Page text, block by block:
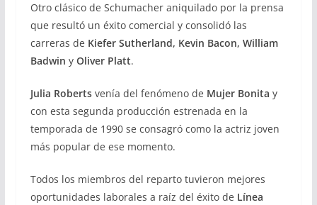
Otro clásico de Schumacher aniquilado por la prensa
que resultó un éxito comercial y consolidó las
carreras de Kiefer Sutherland, Kevin Bacon, William
Badwin y Oliver Platt.
Julia Robertsvenía del fenómeno de Mujer Bonita y
con esta segunda producción estrenada en la
temporada de 1990 se consagró como la actriz joven
más popular de ese momento.
Todos los miembros del reparto tuvieron mejores
oportunidades laborales a raíz del éxito de Línea